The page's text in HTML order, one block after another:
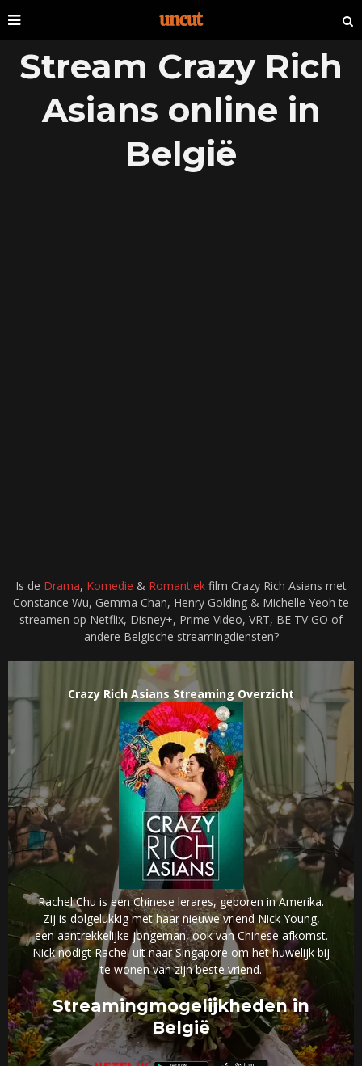
Stream Crazy Rich
Asians online in
België
Is de Drama, Komedie & Romantiek film Crazy Rich Asians met
Constance Wu, Gemma Chan, Henry Golding & Michelle Yeoh te
streamen op Netflix, Disney+, Prime Video, VRT, BE TV GO of
andere Belgische streamingdiensten?
Crazy Rich Asians Streaming Overzicht
Rachel Chu is een Chinese lerares, geboren in Amerika.
Zij is dolgelukkig met haar nieuwe vriend Nick Young,
een aantrekkelijke jongeman, ook van Chinese afkomst.
Nick nodigt Rachel uit naar Singapore om het huwelijk bij
te wonen van zijn beste vriend.
Streamingmogelijkheden in
België